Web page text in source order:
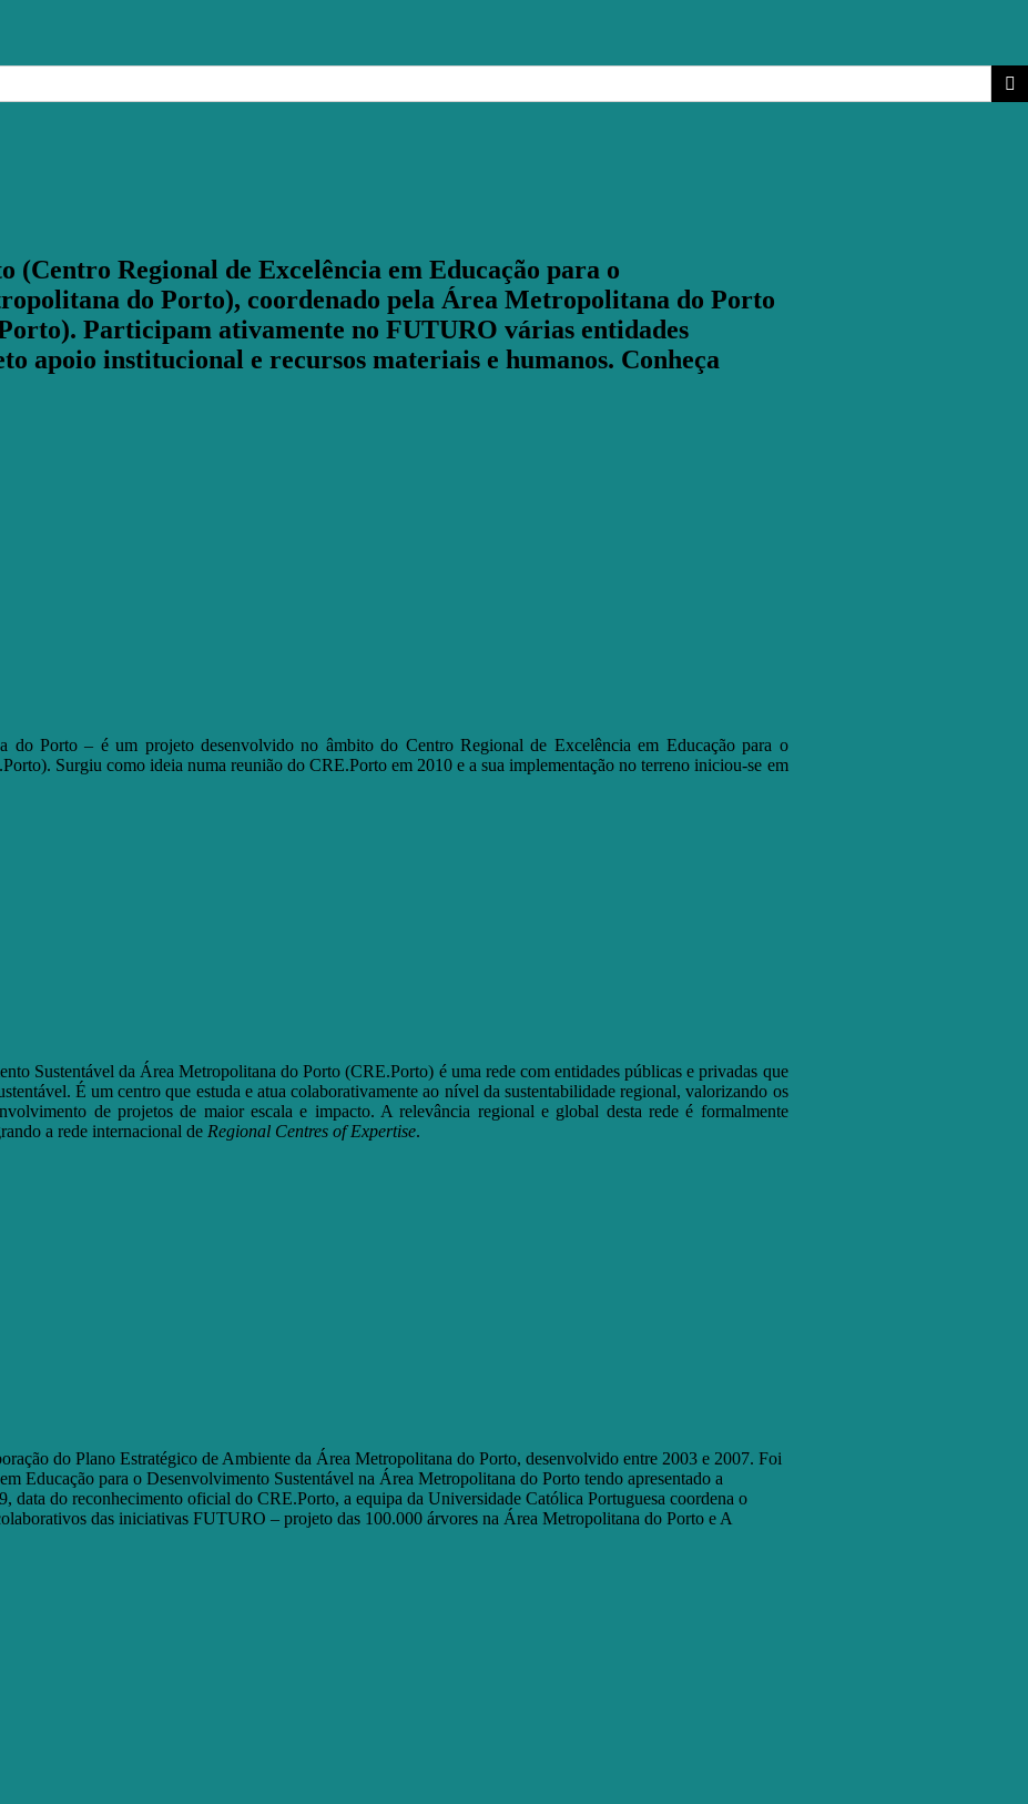
Regional de Excelência em Educação para o
do Porto), coordenado pela Área Metropolitana do Porto
Participam ativamente no FUTURO várias entidades
apoio institucional e recursos materiais e humanos. Conheça
Porto – é um projeto desenvolvido no âmbito do Centro Regional de Excelência em Educação para o
Surgiu como ideia numa reunião do CRE.Porto em 2010 e a sua implementação no terreno iniciou-se em
Sustentável da Área Metropolitana do Porto (CRE.Porto) é uma rede com entidades públicas e privadas que
É um centro que estuda e atua colaborativamente ao nível da sustentabilidade regional, valorizando os
de projetos de maior escala e impacto. A relevância regional e global desta rede é formalmente
a rede internacional de Regional Centres of Expertise.
do Plano Estratégico de Ambiente da Área Metropolitana do Porto, desenvolvido entre 2003 e 2007. Foi
Educação para o Desenvolvimento Sustentável na Área Metropolitana do Porto tendo apresentado a
data do reconhecimento oficial do CRE.Porto, a equipa da Universidade Católica Portuguesa coordena o
das iniciativas FUTURO – projeto das 100.000 árvores na Área Metropolitana do Porto e A